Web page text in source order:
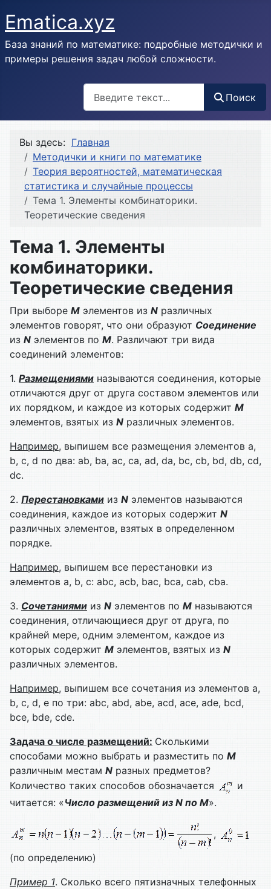
Ematica.xyz
База знаний по математике: подробные методички и
примеры решения задач любой сложности.
Поиск
Вы здесь: Главная
Методички и книги по математике
Теория вероятностей, математическая
статистика и случайные процессы
Тема 1. Элементы комбинаторики.
Теоретические сведения
Тема 1. Элементы
комбинаторики.
Теоретические сведения
При выборе M элементов из N различных
элементов говорят, что они образуют Соединение
из N элементов по M. Различают три вида
соединений элементов:
1. Размещениями называются соединения, которые
отличаются друг от друга составом элементов или
их порядком, и каждое из которых содержит M
элементов, взятых из N различных элементов.
Например, выпишем все размещения элементов a,
b, c, d по два: ab, ba, ac, ca, ad, da, bc, cb, bd, db, cd,
dc.
2. Перестановками из N элементов называются
соединения, каждое из которых содержит N
различных элементов, взятых в определенном
порядке.
Например, выпишем все перестановки из
элементов a, b, c: abc, acb, bac, bca, cab, cba.
3. Сочетаниями из N элементов по M называются
соединения, отличающиеся друг от друга, по
крайней мере, одним элементом, каждое из
которых содержит M элементов, взятых из N
различных элементов.
Например, выпишем все сочетания из элементов a,
b, c, d, e по три: abc, abd, abe, acd, ace, ade, bcd,
bce, bde, cde.
Задача о числе размещений: Сколькими
способами можно выбрать и разместить по M
различным местам N разных предметов?
Количество таких способов обозначается
и
читается: «Число размещений из N по M».
,
(по определению)
Пример 1. Сколько всего пятизначных телефонных